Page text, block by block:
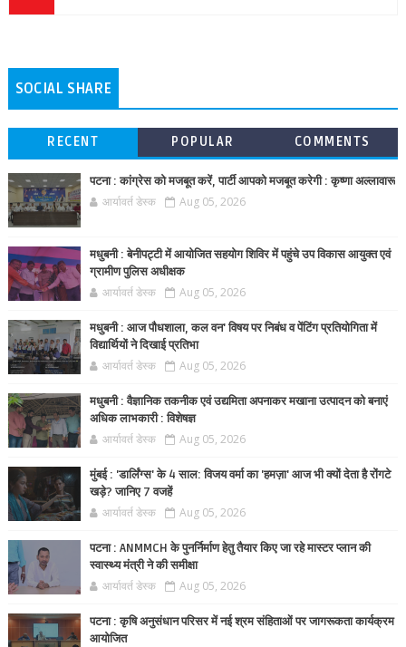
SOCIAL SHARE
RECENT POPULAR COMMENTS
पटना : कांग्रेस को मजबूत करें, पार्टी आपको मजबूत करेगी : कृष्णा अल्लावारू
आर्यावर्त डेस्क Aug 05, 2026
मधुबनी : बेनीपट्टी में आयोजित सहयोग शिविर में पहुंचे उप विकास आयुक्त एवं
ग्रामीण पुलिस अधीक्षक
आर्यावर्त डेस्क Aug 05, 2026
मधुबनी : आज पौधशाला, कल वन' विषय पर निबंध व पेंटिंग प्रतियोगिता में
विद्यार्थियों ने दिखाई प्रतिभा
आर्यावर्त डेस्क Aug 05, 2026
मधुबनी : वैज्ञानिक तकनीक एवं उद्यमिता अपनाकर मखाना उत्पादन को बनाएं
अधिक लाभकारी : विशेषज्ञ
आर्यावर्त डेस्क Aug 05, 2026
मुंबई : 'डार्लिंग्स' के 4 साल: विजय वर्मा का 'हमज़ा' आज भी क्यों देता है रोंगटे
खड़े? जानिए 7 वजहें
आर्यावर्त डेस्क Aug 05, 2026
पटना : ANMMCH के पुनर्निर्माण हेतु तैयार किए जा रहे मास्टर प्लान की
स्वास्थ्य मंत्री ने की समीक्षा
आर्यावर्त डेस्क Aug 05, 2026
पटना : कृषि अनुसंधान परिसर में नई श्रम संहिताओं पर जागरूकता कार्यक्रम
आयोजित